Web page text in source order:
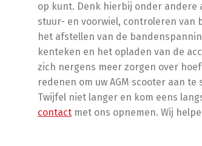
op kunt. Denk hierbij onder
stuur- en voorwiel, controleren van
het afstellen van de
kenteken en het opladen van de
zich nergens meer zorgen over
redenen om uw AGM scooter aan
Twijfel niet langer en kom eens
contact met ons opnemen. Wij